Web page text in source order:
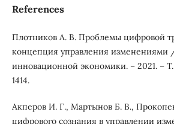
References
Плотников А. В. Проблемы цифровой
концепция управления
инновационной экономики. – 2021. –
1414.
Акперов И. Г., Мартынов Б. В.,
цифрового сознания в управлении